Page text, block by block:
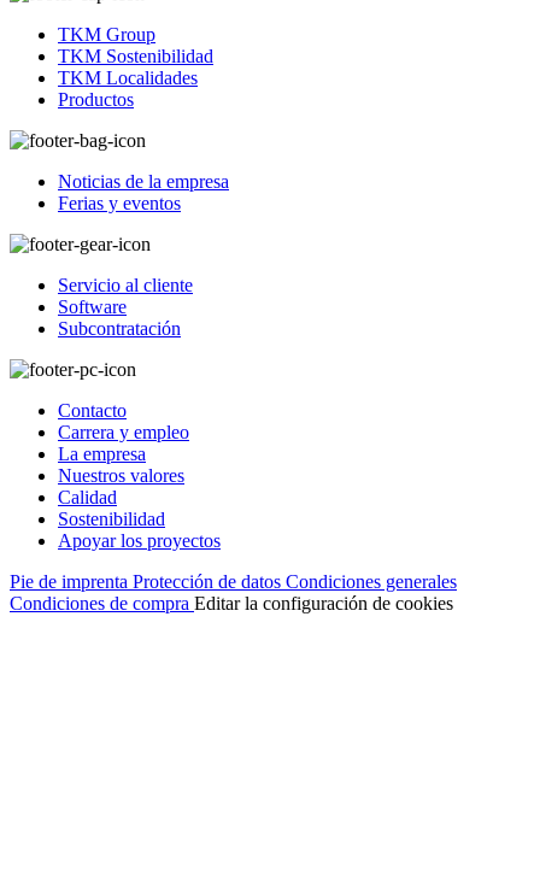
TKM Group
TKM Sostenibilidad
TKM Localidades
Productos
Noticias de la empresa
Ferias y eventos
Servicio al cliente
Software
Subcontratación
Contacto
Carrera y empleo
La empresa
Nuestros valores
Calidad
Sostenibilidad
Apoyar los proyectos
Pie de imprenta Protección de datos Condiciones generales
Condiciones de compra Editar la configuración de cookies